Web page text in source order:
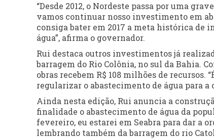
“Desde 2012, o Nordeste passa por uma
vamos continuar nosso investimento em
consiga bater em 2017 a meta histórica de
água”, afirma o governador.
Rui destaca outros investimentos já
barragem do Rio Colônia, no sul da Bahia.
obras recebem R$ 108 milhões de
regularizar o abastecimento de água para a
Ainda nesta edição, Rui anuncia a
finalidade o abastecimento de água da
fevereiro, eu estarei em Seabra para dar a
lembrando também da barragem do rio